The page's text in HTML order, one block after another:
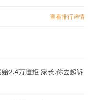
查看排行详情
2.4万遭拒 家长:你去起诉